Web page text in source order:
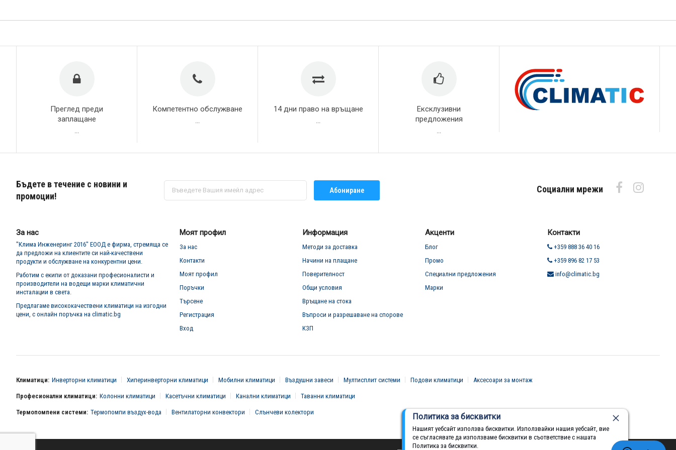
Политика за бисквитки
Нашият уебсайт използва бисквитки. Използвайки нашия уебсайт, вие
се съгласявате да използваме бисквитки в съответствие с нашата
Политика за бисквитки.
Преглед преди
заплащане
Компетентно обслужване 14 дни право на връщане
Ексклузивни
предложения
Бъдете в течение с новини и
промоции!
Абонирай
за
Абониране Социални мрежи
За нас
"Клима Инженеринг 2016" ЕООД е фирма, стремяща се
да предложи на клиентите си най-качествени
продукти и обслужване на конкурентни цени.
Работим с екипи от доказани професионалисти и
производители на водещи марки климатични
инсталации в света.
Предлагаме висококачествени климатици на изгодни
цени, с онлайн поръчка на climatic.bg
Моят профил
За нас
Контакти
Моят профил
Поръчки
Търсене
Регистрация
Вход
Информация
Методи за доставка
Начини на плащане
Поверителност
Общи условия
Връщане на стока
Въпроси и разрешаване на спорове
КЗП
Акценти
Блог
Промо
Специални предложения
Марки
Контакти
+359 888 36 40 16
+359 896 82 17 53
info@climatic.bg
Климатици: Инверторни климатици Хиперинверторни климатици Мобилни климатици Въздушни завеси Мултисплит системи Подови климатици Аксесоари за монтаж
Професионални климатици: Колонни климатици Касетъчни климатици Канални климатици Таванни климатици
Термопомпени системи: Термопомпи въздух-вода Вентилаторни конвектори Слънчеви колектори